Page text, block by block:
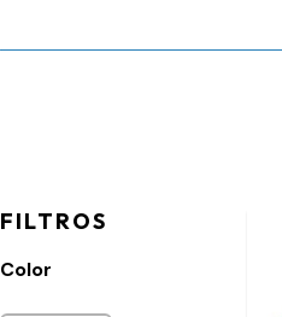
FILTROS
Color